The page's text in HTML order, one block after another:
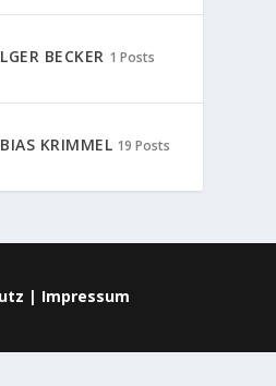
BECKER 1 Posts
KRIMMEL 19 Posts
| Impressum